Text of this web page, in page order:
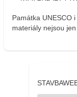
Památka UNESCO
materiály nejsou